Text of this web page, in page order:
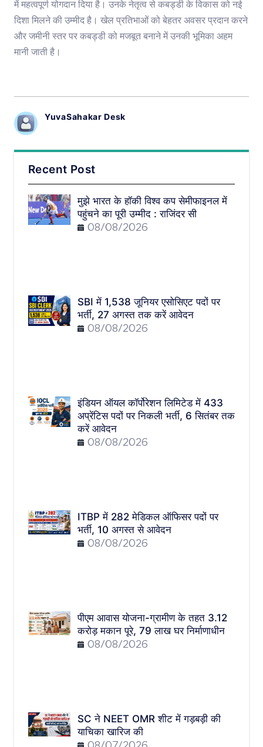
में महत्वपूर्ण योगदान दिया है। उनके नेतृत्व से कबड्डी के विकास को नई
दिशा मिलने की उम्मीद है। खेल प्रतिभाओं को बेहतर अवसर प्रदान करने
और जमीनी स्तर पर कबड्डी को मजबूत बनाने में उनकी भूमिका अहम
मानी जाती है।
YuvaSahakar Desk
Recent Post
मुझे भारत के हॉकी विश्व कप सेमीफाइनल में
पहुंचने का पूरी उम्मीद : राजिंदर सी
08/08/2026
SBI में 1,538 जूनियर एसोसिएट पदों पर
भर्ती, 27 अगस्त तक करें आवेदन
08/08/2026
इंडियन ऑयल कॉर्पोरेशन लिमिटेड में 433
अप्रेंटिस पदों पर निकली भर्ती, 6 सितंबर तक
करें आवेदन
08/08/2026
ITBP में 282 मेडिकल ऑफिसर पदों पर
भर्ती, 10 अगस्त से आवेदन
08/08/2026
पीएम आवास योजना-ग्रामीण के तहत 3.12
करोड़ मकान पूरे, 79 लाख घर निर्माणाधीन
08/08/2026
SC ने NEET OMR शीट में गड़बड़ी की
याचिका खारिज की